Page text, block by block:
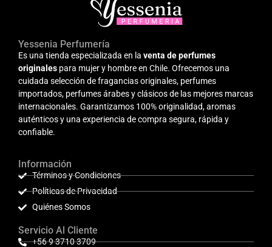
Yessenia Perfumería
Es una tienda especializada en la venta de perfumes
originales para mujer y hombre en Chile. Ofrecemos una
cuidada selección de fragancias originales, perfumes
importados, perfumes árabes y clásicos de las mejores marcas
internacionales. Garantizamos 100% originalidad, aromas
auténticos y una experiencia de compra segura, rápida y
confiable.
Información
Términos y Condiciones
Políticas de Privacidad
Quiénes Somos
Servicio Al Cliente
+56 9 3710 3709